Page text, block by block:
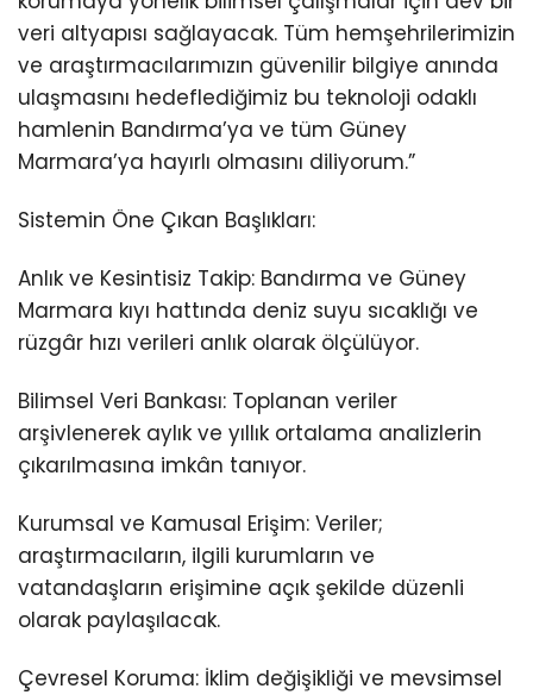
veri altyapısı sağlayacak. Tüm hemşehrilerimizin
ve araştırmacılarımızın güvenilir bilgiye anında
ulaşmasını hedeflediğimiz bu teknoloji odaklı
hamlenin Bandırma’ya ve tüm Güney
Marmara’ya hayırlı olmasını diliyorum.”
Sistemin Öne Çıkan Başlıkları:
Anlık ve Kesintisiz Takip: Bandırma ve Güney
Marmara kıyı hattında deniz suyu sıcaklığı ve
rüzgâr hızı verileri anlık olarak ölçülüyor.
Bilimsel Veri Bankası: Toplanan veriler
arşivlenerek aylık ve yıllık ortalama analizlerin
çıkarılmasına imkân tanıyor.
Kurumsal ve Kamusal Erişim: Veriler;
araştırmacıların, ilgili kurumların ve
vatandaşların erişimine açık şekilde düzenli
olarak paylaşılacak.
Çevresel Koruma: İklim değişikliği ve mevsimsel